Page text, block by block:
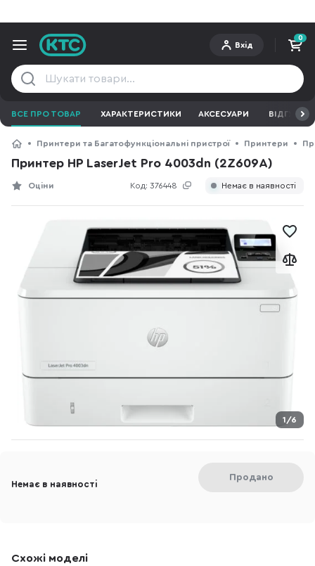
Вхід
0
ВСЕ ПРО ТОВАР ХАРАКТЕРИСТИКИ АКСЕСУАРИ ВІДГУКИ
Принтери та Багатофункціональні пристрої Принтери
Принтер HP LaserJet Pro 4003dn (2Z609A)
Код: 376448
Оціни Немає в наявності
1/6
Немає в наявності
Продано
Схожі моделі